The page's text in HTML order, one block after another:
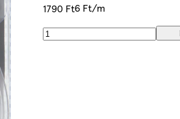
1790 Ft6 Ft/m